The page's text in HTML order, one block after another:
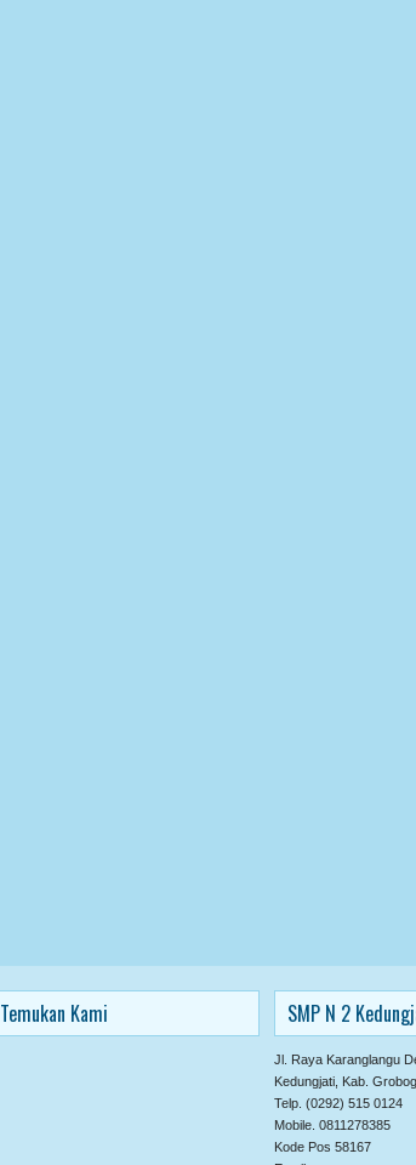
Temukan Kami SMP N 2
Jl. Raya Karanglangu
Kedungjati, Kab.
Telp. (0292) 515 0124
Mobile. 0811278385
Kode Pos 58167